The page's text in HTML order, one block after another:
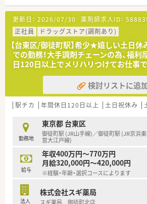
≪こんな方におすすめ≫
■相手の立場に立ち、周囲と上手くコミ
方
■会社の中核社員として長期的に成長し
■様々な店舗で経験を積みたい方
更新日： 2026/07/30 薬剤師求人ID：
正社員
ドラッグストア(調剤あり)
【台東区/御徒町駅】希少★嬉しい土日
での勤務！大手調剤チェーンの為、福利
日120日以上でメリハリつけてお仕事
検討リストに追
駅チカ 年間休日120日以上 土日祝休み
勤務地
東京都 台東区
御徒町駅 (JR山手線)／御徒町駅 (JR京浜
営大江戸線)
給与
年収400万円～770万円
月給320,000円～420,000円
※経験・年齢・選択コースによります
法人
株式会社スギ薬局